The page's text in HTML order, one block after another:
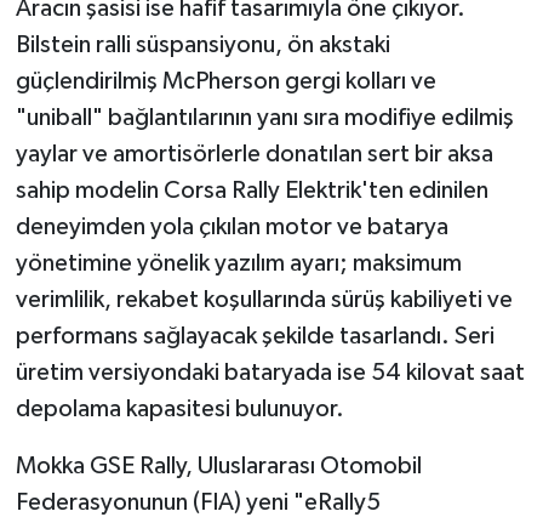
Aracın şasisi ise hafif tasarımıyla öne çıkıyor.
Bilstein ralli süspansiyonu, ön akstaki
güçlendirilmiş McPherson gergi kolları ve
"uniball" bağlantılarının yanı sıra modifiye edilmiş
yaylar ve amortisörlerle donatılan sert bir aksa
sahip modelin Corsa Rally Elektrik'ten edinilen
deneyimden yola çıkılan motor ve batarya
yönetimine yönelik yazılım ayarı; maksimum
verimlilik, rekabet koşullarında sürüş kabiliyeti ve
performans sağlayacak şekilde tasarlandı. Seri
üretim versiyondaki bataryada ise 54 kilovat saat
depolama kapasitesi bulunuyor.
Mokka GSE Rally, Uluslararası Otomobil
Federasyonunun (FIA) yeni "eRally5